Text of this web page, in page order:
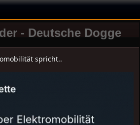
- Deutsche Dogge
spricht..